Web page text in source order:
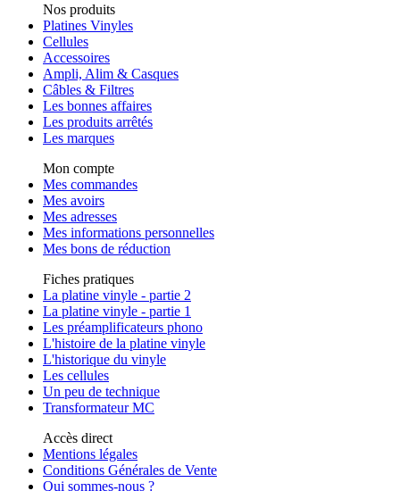
Nos produits
Platines Vinyles
Cellules
Accessoires
Ampli, Alim & Casques
Câbles & Filtres
Les bonnes affaires
Les produits arrêtés
Les marques
Mon compte
Mes commandes
Mes avoirs
Mes adresses
Mes informations personnelles
Mes bons de réduction
Fiches pratiques
La platine vinyle - partie 2
La platine vinyle - partie 1
Les préamplificateurs phono
L'histoire de la platine vinyle
L'historique du vinyle
Les cellules
Un peu de technique
Transformateur MC
Accès direct
Mentions légales
Conditions Générales de Vente
Qui sommes-nous ?